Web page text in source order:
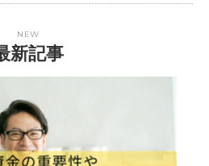
NEW
新記事